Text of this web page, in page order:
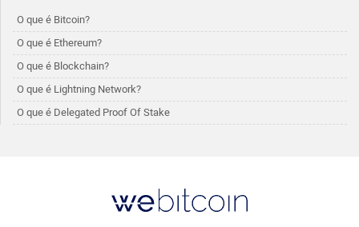
O que é Bitcoin?
O que é Ethereum?
O que é Blockchain?
O que é Lightning Network?
O que é Delegated Proof Of Stake